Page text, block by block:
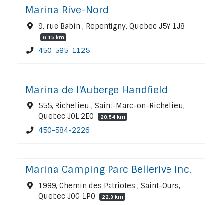
Marina Rive-Nord
9, rue Babin , Repentigny, Quebec J5Y 1J8
6.15 km
450-585-1125
Marina de l'Auberge Handfield
555, Richelieu , Saint-Marc-on-Richelieu,
Quebec J0L 2E0
20.54 km
450-584-2226
Marina Camping Parc Bellerive inc.
1999, Chemin des Patriotes , Saint-Ours,
Quebec J0G 1P0
22.3 km